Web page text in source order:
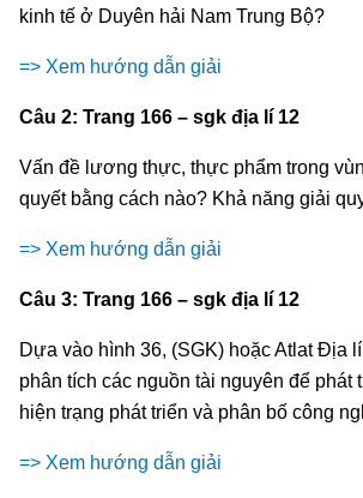
kinh tế ở Duyên hải Nam Trung Bộ?
=> Xem hướng dẫn giải
Câu 2: Trang 166 – sgk địa lí 12
Vấn đề lương thực, thực phẩm trong
quyết bằng cách nào? Khả năng giải
=> Xem hướng dẫn giải
Câu 3: Trang 166 – sgk địa lí 12
Dựa vào hình 36, (SGK) hoặc Atlat Địa
phân tích các nguồn tài nguyên để phát
hiện trạng phát triển và phân bố công
=> Xem hướng dẫn giải